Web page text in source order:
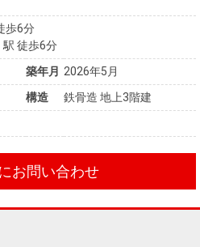
歩6分
徒歩6分
築年月 2026年5月
構造
鉄骨造 地上3階建
お問い合わせ